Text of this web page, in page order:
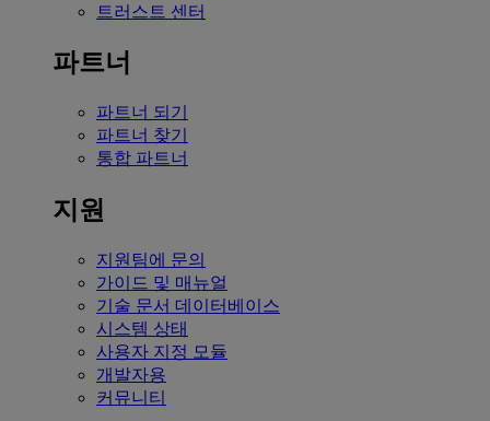
트러스트 센터
파트너
파트너 되기
파트너 찾기
통합 파트너
지원
지원팀에 문의
가이드 및 매뉴얼
기술 문서 데이터베이스
시스템 상태
사용자 지정 모듈
개발자용
커뮤니티